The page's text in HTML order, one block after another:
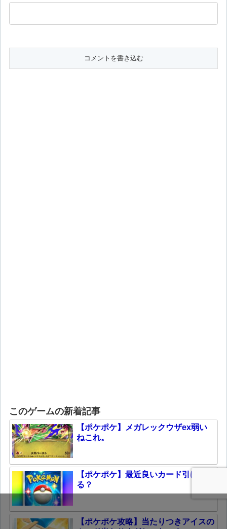
このゲームの新着記事
【ポケポケ】メガレックウザex弱い
ねこれ。
【ポケポケ】最近良いカード引けて
る？
【ポケポケ攻略】当たりつきアイスの